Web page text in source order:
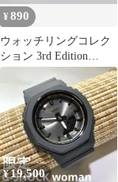
¥890
ウォッチリングコレク
ション 3rd Edition
LA670WGA-1
¥19,500